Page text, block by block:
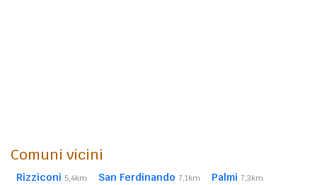
Comuni vicini
Rizziconi 5,4km San Ferdinando 7,1km Palmi 7,3km